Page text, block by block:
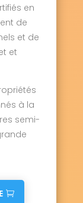
en
de
et de
et
à la
semi-